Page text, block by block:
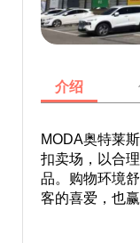
介绍
MODA奥特莱
扣卖场，以合
品。购物环境
客的喜爱，也